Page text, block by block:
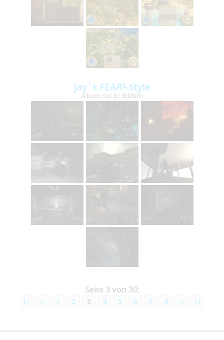
jay`s FEAR²-Style
Album mit 81 Bildern
Seite 3 von 30:
|‹ ‹‹ 1 2 3 4 5 6 7 8 ›› ›|